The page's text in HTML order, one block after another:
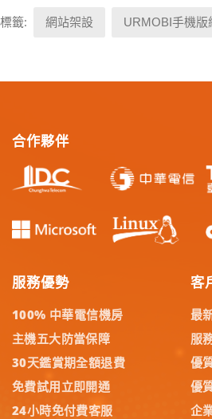
標籤: 網站架設 URMOBI手機版
合作夥伴
服務優勢
100% 中華電信機房
主機五大防當保障
30天鑑賞期全額退費
免費試用立即開通
24小時免付費客服
客
最
服
優
優
企